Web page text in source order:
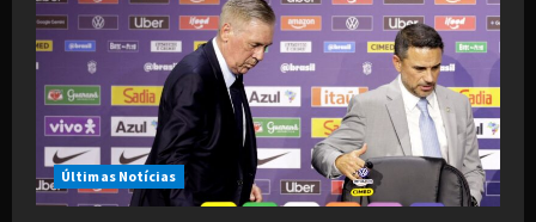
Últimas Notícias